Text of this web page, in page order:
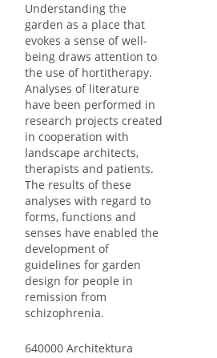
Understanding the
garden as a place that
evokes a sense of well-
being draws attention to
the use of hortitherapy.
Analyses of literature
have been performed in
research projects created
in cooperation with
landscape architects,
therapists and patients.
The results of these
analyses with regard to
forms, functions and
senses have enabled the
development of
guidelines for garden
design for people in
remission from
schizophrenia.
640000 Architektura